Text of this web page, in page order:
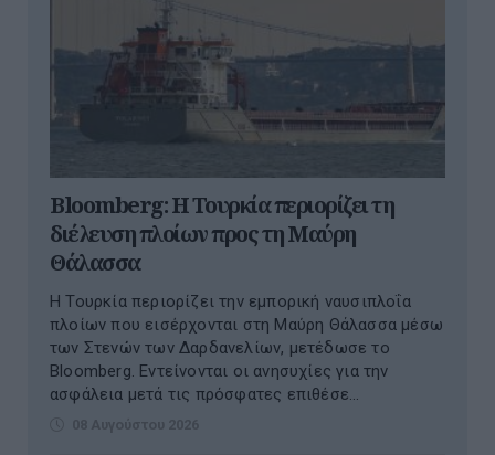
Bloomberg: Η Τουρκία περιορίζει τη
διέλευση πλοίων προς τη Μαύρη
Θάλασσα
Η Τουρκία περιορίζει την εμπορική ναυσιπλοΐα
πλοίων που εισέρχονται στη Μαύρη Θάλασσα μέσω
των Στενών των Δαρδανελίων, μετέδωσε το
Bloomberg. Eντείνονται οι ανησυχίες για την
ασφάλεια μετά τις πρόσφατες επιθέσε...